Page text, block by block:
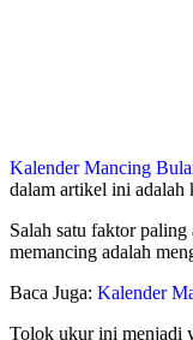
Kalender Mancing
dalam artikel ini adalah
Salah satu faktor
memancing adalah
Baca Juga: Kalender
Tolok ukur ini menjadi